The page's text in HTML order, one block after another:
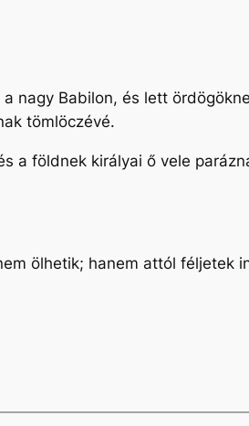
nagy Babilon, és lett
tömlöczévé.
a földnek királyai ő vele
ölhetik; hanem attól féljetek